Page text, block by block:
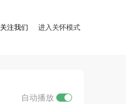
关注我们 进入关怀模式
自动播放